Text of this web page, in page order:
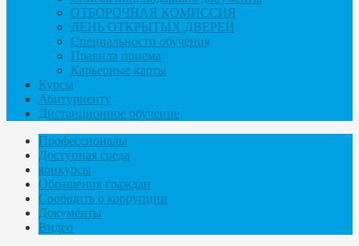
ОТБОРОЧНАЯ КОМИССИЯ
ДЕНЬ ОТКРЫТЫХ ДВЕРЕЙ
Специальности обучения
Правила приема
Карьерные карты
Курсы
Абитуриенту
Дистанционное обучение
Профессионалы
Доступная среда
конкурсы
Обращения граждан
Сообщить о коррупции
Документы
Видео